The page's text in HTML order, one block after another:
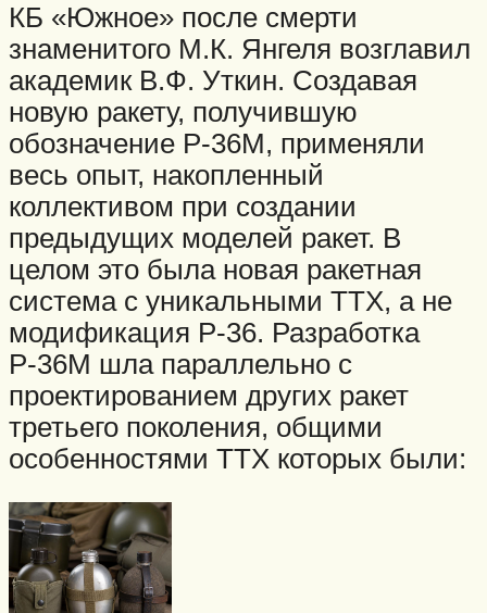
КБ «Южное» после смерти
знаменитого М.К. Янгеля возглавил
академик В.Ф. Уткин. Создавая
новую ракету, получившую
обозначение Р-36М, применяли
весь опыт, накопленный
коллективом при создании
предыдущих моделей ракет. В
целом это была новая ракетная
система с уникальными ТТХ, а не
модификация Р-36. Разработка
Р-36М шла параллельно с
проектированием других ракет
третьего поколения, общими
особенностями ТТХ которых были: